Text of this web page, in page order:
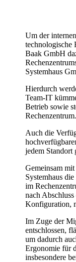
Um der
technologische
Baak GmbH
Systemhaus
Hierdurch
Team-IT
Betrieb sowie
Rechenzentrum.
Auch die
jedem Standort
Gemeinsam
Systemhaus
im
nach
Konfiguration,
Im Zuge der
entschlossen,
um dadurch
Ergonomie für
insbesondere